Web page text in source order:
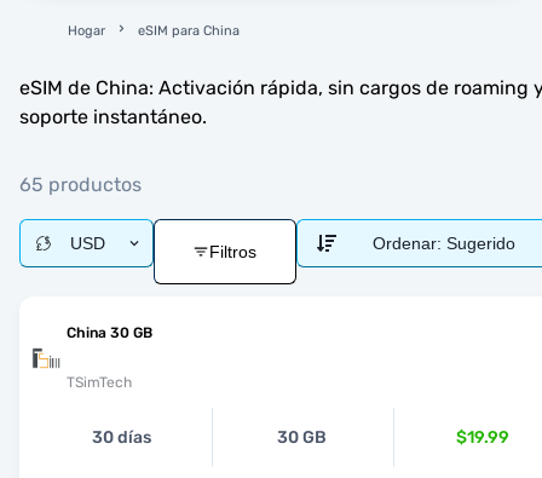
Hogar eSIM para China
eSIM de China: Activación rápida, sin cargos de roaming
soporte instantáneo.
65 productos
USD Filtros Ordenar: Sugerido
China 30 GB
TSimTech
30 días 30 GB $19.99